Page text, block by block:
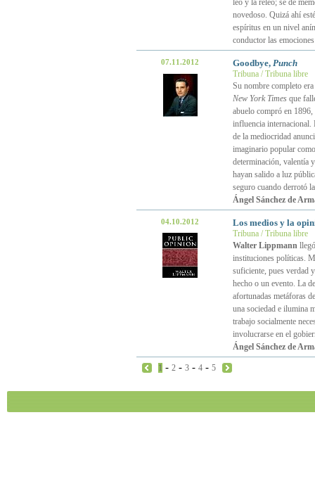
leo y la releo; sé de
novedoso. Quizá ahí
espíritus en un nivel
conductor las
07.11.2012 Goodbye, Punch
Tribuna / Tribuna libre
Su nombre completo era
New York Timesque
abuelo compró en
influencia internacional.
de la mediocridad
imaginario popular
determinación, valentía
hayan salido a luz
seguro cuando derrotó
Ángel Sánchez de
04.10.2012 Los medios y la
Tribuna / Tribuna libre
Walter Lippmannllegó
instituciones políticas.
suficiente, pues verdad
hecho o un evento. La
afortunadas metáforas
una sociedad e ilumina
trabajo socialmente
involucrarse en el
Ángel Sánchez de
1 - 2 - 3 - 4 - 5